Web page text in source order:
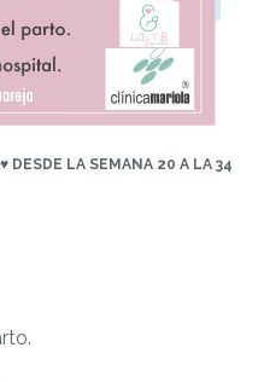
♥ DESDE LA SEMANA 20 A LA 34